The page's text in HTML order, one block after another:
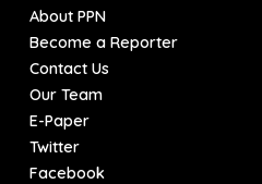
About PPN
Become a Reporter
Contact Us
Our Team
E-Paper
Twitter
Facebook